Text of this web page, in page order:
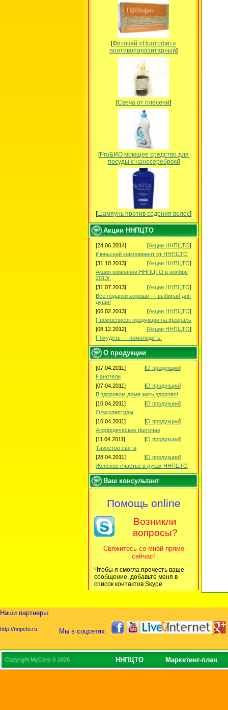
[Фиточай «Протофит»
противопаразитарный]
[Свеча от плесени]
[ProБИО моющее средство для
посуды c наносеребром]
[Шампунь против седения волос]
Акции ННПЦТО
[24.06.2014] [Акции ННПЦТО]
Июньский комплимент от ННПЦТО
[31.10.2013]
[Акции ННПЦТО]
Акция компании ННПЦТО в ноябре
2013г.
[31.07.2013]
[Акции ННПЦТО]
Все подарки хороши — выбирай для
души!
[06.02.2013]
[Акции ННПЦТО]
Промосписок продукции на февраль
[08.12.2012]
[Акции ННПЦТО]
Похудеть — помолодеть!
О продукции
[07.04.2011] [О продукции]
Нанотели
[07.04.2011]
[О продукции]
В здоровом доме жить здорово!
[10.04.2011]
[О продукции]
Олигопептиды
[10.04.2011]
[О продукции]
Аюрведические фиточаи
[11.04.2011]
[О продукции]
Таинство света
[28.04.2011]
[О продукции]
Женское счастье в руках ННПЦТО
Ваш консультант
Помощь online
Возникли
вопросы?
Свяжитесь со мной прямо
сейчас!
Чтобы я смогла прочесть ваше
сообщение, добавьте меня в
список контактов Skype
Наши партнеры:
Мы в соцсетях:
http://nnpcto.ru
Copyright MyCorp © 2026 ННПЦТО Маркетинг-план